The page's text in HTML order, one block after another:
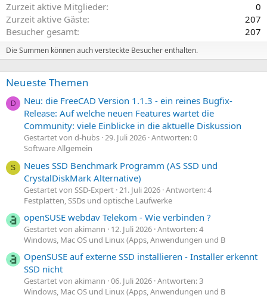
Zurzeit aktive Mitglieder
0
Zurzeit aktive Gäste
207
Besucher gesamt
207
Die Summen können auch versteckte Besucher enthalten.
Neueste Themen
D
Neu: die FreeCAD Version 1.1.3 - ein reines Bugfix-
Release: Auf welche neuen Features wartet die
Community: viele Einblicke in die aktuelle Diskussion
Gestartet von d-hubs 29. Juli 2026 Antworten: 0
Software Allgemein
S
Neues SSD Benchmark Programm (AS SSD und
CrystalDiskMark Alternative)
Gestartet von SSD-Expert 21. Juli 2026 Antworten: 4
Festplatten, SSDs und optische Laufwerke
openSUSE webdav Telekom - Wie verbinden ?
Gestartet von akimann 12. Juli 2026 Antworten: 4
Windows, Mac OS und Linux (Apps, Anwendungen und B
OpenSUSE auf externe SSD installieren - Installer erkennt
SSD nicht
Gestartet von akimann 06. Juli 2026 Antworten: 3
Windows, Mac OS und Linux (Apps, Anwendungen und B